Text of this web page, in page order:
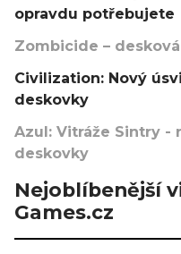
opravdu potřebujete
Zombicide –
Civilization: Nový
deskovky
Azul: Vitráže Sintry -
deskovky
Nejoblíbenější
Games.cz